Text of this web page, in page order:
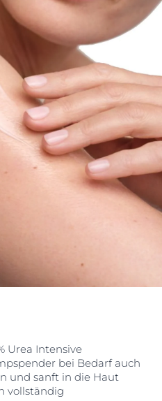
Feuchtigkeitslotion
Haut mit der täglichen
eine einzigartige
Feuchtigkeits-Komplex -
Natürliche
- für sofortige Linderung
Haut: Juckreiz,
und Spannungsgefühl. 1)
Feuchtigkeit und glättet
(NMF)
wodurch der
erhöht wird, und Glyceryl
Kombination mit
wird die hauteigene
die Feuchtigkeit
72h intensive
schützenden
sich angenehm glatt
wird sanft
langanhaltend vor
für reifere Haut als auch
Pilaris und als
Urea Intensive
bei Bedarf auch
und sanft in die Haut
vollständig